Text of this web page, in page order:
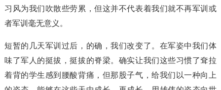
习风为我们吹散些劳累，但这并不代表着我们就不再军训或
者军训毫无意义。
短暂的几天军训过后，的确，我们改变了。在军姿中我们体
味了军人的挺拔，挺拔的脊梁。确实让我们这些习惯了耷拉
着背的学生感到腰酸背痛，但那股子气，给我们以一种向上